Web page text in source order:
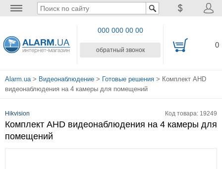
000 000 00 00
обратный звонок
0
Alarm.ua> Видеонаблюдение > Готовые решения > Комплект AHD
видеонаблюдения на 4 камеры для помещений
Hikvision Код товара: 19249
Комплект AHD видеонаблюдения на 4 камеры для
помещений